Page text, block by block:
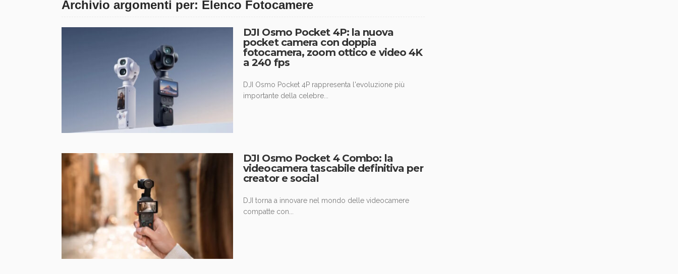
Archivio argomenti per: Elenco Fotocamere
DJI Osmo Pocket 4P: la nuova
pocket camera con doppia
fotocamera, zoom ottico e video 4K
a 240 fps
DJI Osmo Pocket 4P rappresenta l'evoluzione più
importante della celebre...
DJI Osmo Pocket 4 Combo: la
videocamera tascabile definitiva per
creator e social
DJI torna a innovare nel mondo delle videocamere
compatte con...